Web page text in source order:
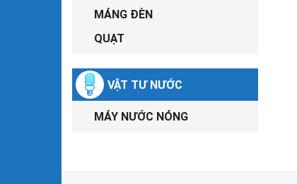
MÁNG ĐÈN
QUẠT
VẬT TƯ NƯỚC
MÁY NƯỚC NÓNG